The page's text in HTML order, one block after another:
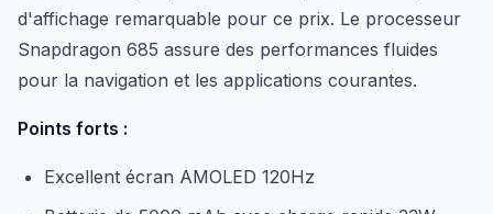
d'affichage remarquable pour ce prix. Le processeur
Snapdragon 685 assure des performances fluides
pour la navigation et les applications courantes.
Points forts :
Excellent écran AMOLED 120Hz